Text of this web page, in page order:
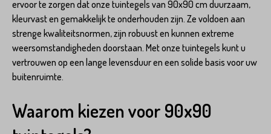
ervoor te zorgen dat onze tuintegels van 90x90 cm duurzaam,
kleurvast en gemakkelijk te onderhouden zijn. Ze voldoen aan
strenge kwaliteitsnormen, zijn robuust en kunnen extreme
weersomstandigheden doorstaan. Met onze tuintegels kunt u
vertrouwen op een lange levensduur en een solide basis voor uw
buitenruimte.
Waarom kiezen voor 90x90